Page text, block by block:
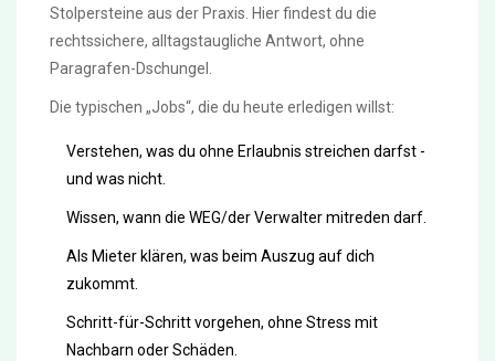
Stolpersteine aus der Praxis. Hier findest du die
rechtssichere, alltagstaugliche Antwort, ohne
Paragrafen-Dschungel.
Die typischen „Jobs“, die du heute erledigen willst:
Verstehen, was du ohne Erlaubnis streichen darfst -
und was nicht.
Wissen, wann die WEG/der Verwalter mitreden darf.
Als Mieter klären, was beim Auszug auf dich
zukommt.
Schritt-für-Schritt vorgehen, ohne Stress mit
Nachbarn oder Schäden.